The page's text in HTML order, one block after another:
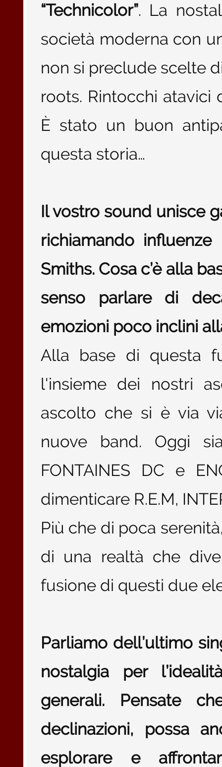
“Technicolor”. La
società moderna con
non si preclude scelte
roots. Rintocchi
È stato un buon
questa storia…
Il vostro sound unisce
richiamando
Smiths. Cosa c’è alla
senso parlare di
emozioni poco inclini
Alla base di questa
l'insieme dei nostri
ascolto che si è via
nuove band. Oggi
FONTAINES DC e
dimenticare R.E.M,
Più che di poca
di una realtà che
fusione di questi due
Parliamo dell’ultimo
nostalgia per
generali. Pensate
declinazioni, possa
esplorare e